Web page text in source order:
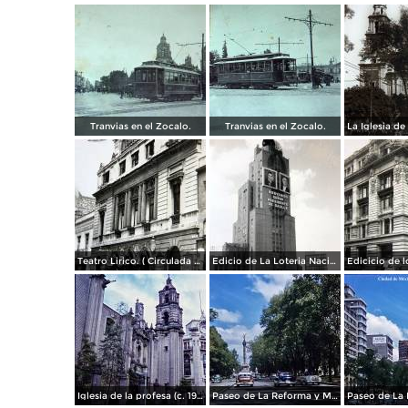
Tranvias en el Zocalo. Tranvias en el Zocalo.
Teatro Lirico. ( Circulada el 1 de Agosto de 1926 ). Edicio de La Loteria Nacional Ciudad de México Abril de 1964
Iglesia de la profesa (c. 1950) Paseo de La Reforma y Mto a La Independencia 1950 Paseo de La